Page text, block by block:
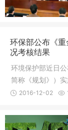
环保部公布《
况考核结果
环境保护部近日
简称《规划》）
2016-12-02